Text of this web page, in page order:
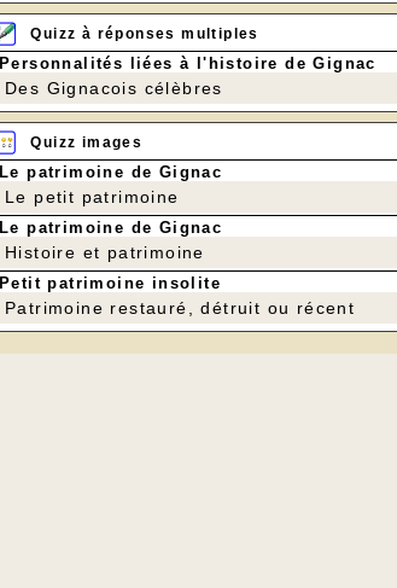
Quizz à réponses multiples
Personnalités liées à l'histoire de Gignac
Des Gignacois célèbres
Quizz images
Le patrimoine de Gignac
Le petit patrimoine
Le patrimoine de Gignac
Histoire et patrimoine
Petit patrimoine insolite
Patrimoine restauré, détruit ou récent